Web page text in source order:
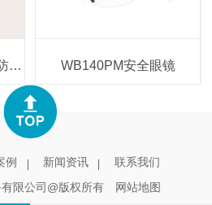
WB130Pro/CL透明防雾防刮擦安全眼镜 WB140PM安全眼镜
例 新闻资讯
联系我们
限公司@版权所有
网站地图